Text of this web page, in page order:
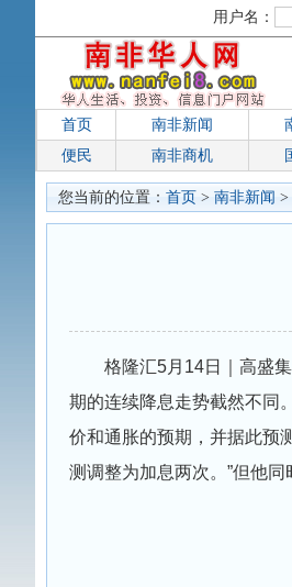
用户名：
首页 南非新闻
便民
南非商机
您当前的位置： 首页 > 南非新闻 >
格隆汇5月14日｜高盛
期的连续降息走势截然不同
价和通胀的预期，并据此预
测调整为加息两次。”但他同